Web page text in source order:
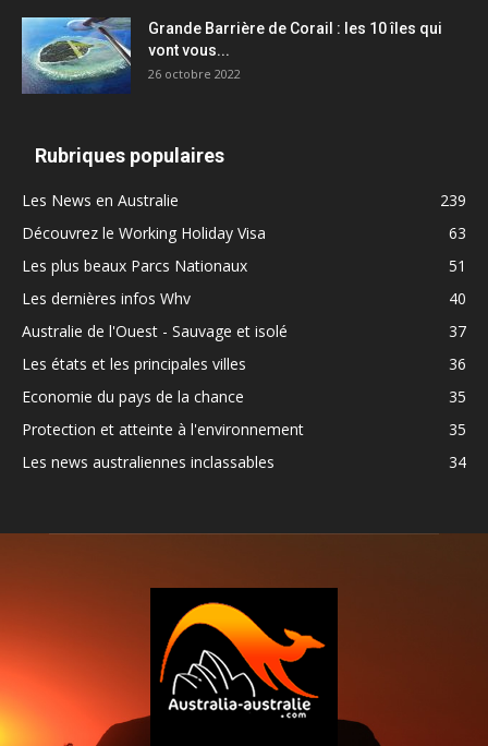
Grande Barrière de Corail : les 10 îles qui
vont vous...
26 octobre 2022
Rubriques populaires
Les News en Australie
239
Découvrez le Working Holiday Visa
63
Les plus beaux Parcs Nationaux
51
Les dernières infos Whv
40
Australie de l'Ouest - Sauvage et isolé
37
Les états et les principales villes
36
Economie du pays de la chance
35
Protection et atteinte à l'environnement
35
Les news australiennes inclassables
34